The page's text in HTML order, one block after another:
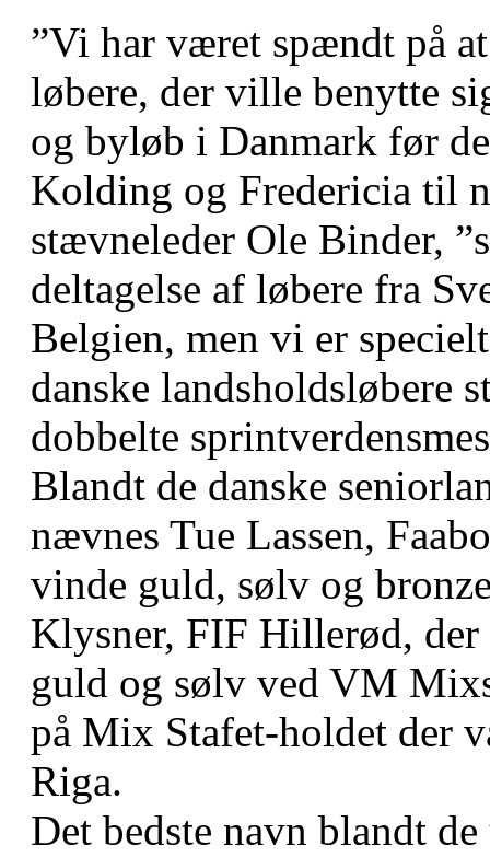
”Vi har været spændt på
løbere, der ville benytte
og byløb i Danmark før
Kolding og Fredericia til
stævneleder Ole Binder,
deltagelse af løbere fra
Belgien, men vi er
danske landsholdsløbere
dobbelte
Blandt de danske
nævnes Tue Lassen,
vinde guld, sølv og
Klysner, FIF Hillerød,
guld og sølv ved VM
på Mix Stafet-holdet der
Riga.
Det bedste navn blandt